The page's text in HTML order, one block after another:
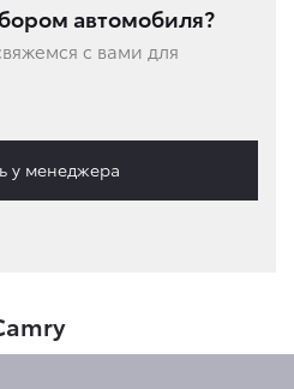
автомобиля?
с вами для
у менеджера